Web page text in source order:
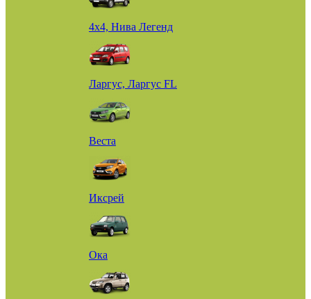
4х4, Нива Легенд
Ларгус, Ларгус FL
Веста
Иксрей
Ока